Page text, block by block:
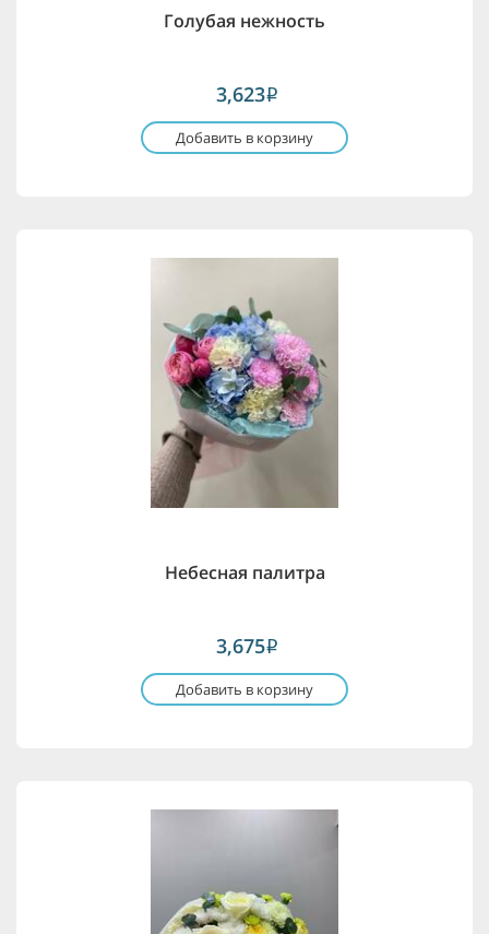
Голубая нежность
3,623i
Добавить в корзину
Небесная палитра
3,675i
Добавить в корзину